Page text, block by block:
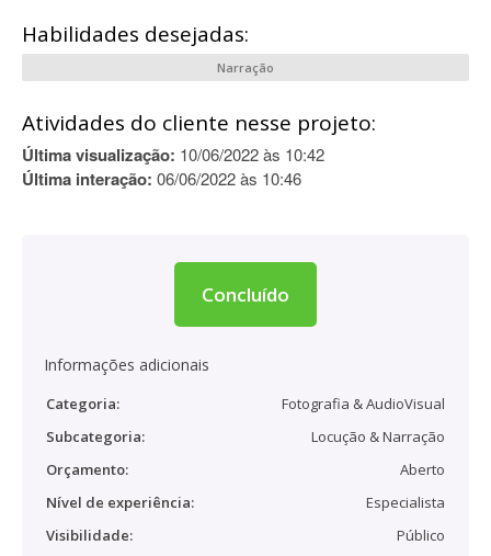
Habilidades desejadas:
Narração
Atividades do cliente nesse projeto:
Última visualização: 10/06/2022 às 10:42
Última interação: 06/06/2022 às 10:46
Concluído
Informações adicionais
Categoria:
Fotografia & AudioVisual
Subcategoria:
Locução & Narração
Orçamento:
Aberto
Nível de experiência:
Especialista
Visibilidade:
Público